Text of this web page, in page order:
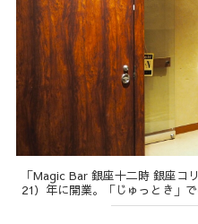
「Magic Bar 銀座十二時 銀座コ
21）年に開業。「じゅっとき」